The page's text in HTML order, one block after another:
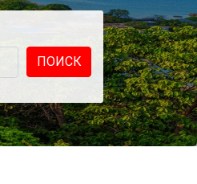
ПОИСК